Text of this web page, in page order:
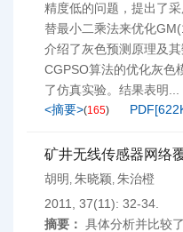
精度低的问题，提出了
替最小二乘法来优化
介绍了灰色预测原理及
CGPSO算法的优化灰色
了仿真实验。结果表明...
<摘要>(165) PDF[
矿井无线传感器网络
胡明 , 朱晓颖, 朱治橙
2011, 37(11): 32-34.
摘要： 具体分析并比较